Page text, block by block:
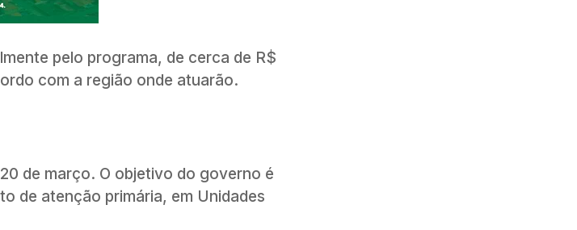
pelo programa, de cerca de R$
com a região onde atuarão.
de março. O objetivo do governo é
de atenção primária, em Unidades